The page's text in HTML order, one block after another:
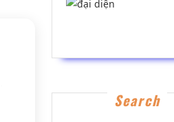
Search